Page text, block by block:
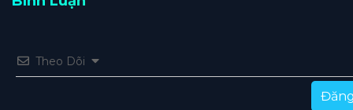
Theo Dõi